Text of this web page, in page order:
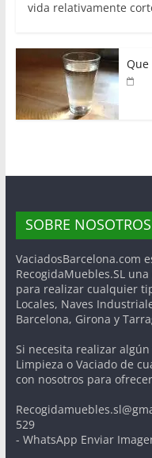
vida relativamente
Que
SOBRE NOSOTROS
VaciadosBarcelona.com
RecogidaMuebles.SL
para realizar cualquier
Locales, Naves
Barcelona, Girona y
Si necesita realizar
Limpieza o Vaciado de
con nosotros para
529
- WhatsApp Enviar